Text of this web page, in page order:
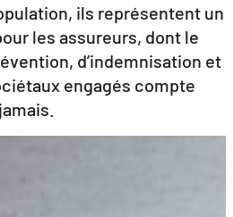
ils représentent un
les assureurs, dont le
d’indemnisation et
engagés compte